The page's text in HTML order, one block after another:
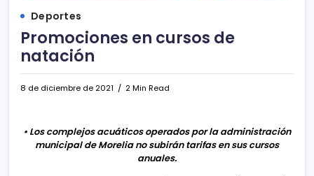
Deportes
Promociones en cursos de
natación
8 de diciembre de 2021 2 Min Read
• Los complejos acuáticos operados por la administración
municipal de Morelia no subirán tarifas en sus cursos
anuales.